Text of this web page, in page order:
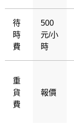
待
時
費
500
元/小
時
重
貨
費
報價